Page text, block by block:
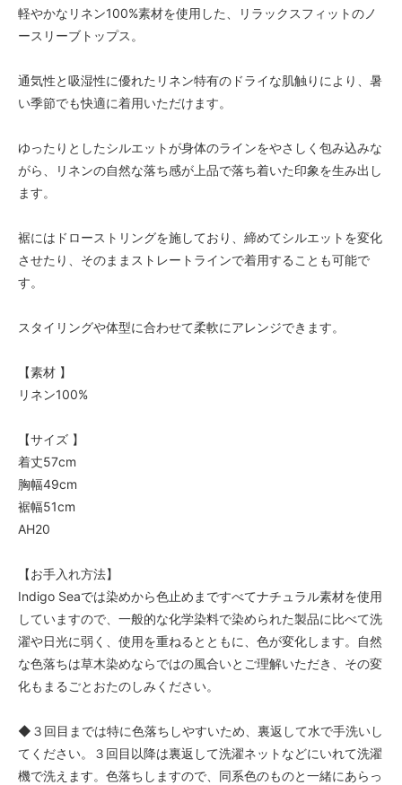
軽やかなリネン100%素材を使用した、リラックスフィットのノ
ースリーブトップス。
通気性と吸湿性に優れたリネン特有のドライな肌触りにより、暑
い季節でも快適に着用いただけます。
ゆったりとしたシルエットが身体のラインをやさしく包み込みな
がら、リネンの自然な落ち感が上品で落ち着いた印象を生み出し
ます。
裾にはドローストリングを施しており、締めてシルエットを変化
させたり、そのままストレートラインで着用することも可能で
す。
スタイリングや体型に合わせて柔軟にアレンジできます。
【素材 】
リネン100%
【サイズ 】
着丈57cm
胸幅49cm
裾幅51cm
AH20
【お手入れ方法】
Indigo Seaでは染めから色止めまですべてナチュラル素材を使用
していますので、一般的な化学染料で染められた製品に比べて洗
濯や日光に弱く、使用を重ねるとともに、色が変化します。自然
な色落ちは草木染めならではの風合いとご理解いただき、その変
化もまるごとおたのしみください。
◆３回目までは特に色落ちしやすいため、裏返して水で手洗いし
てください。３回目以降は裏返して洗濯ネットなどにいれて洗濯
機で洗えます。色落ちしますので、同系色のものと一緒にあらっ